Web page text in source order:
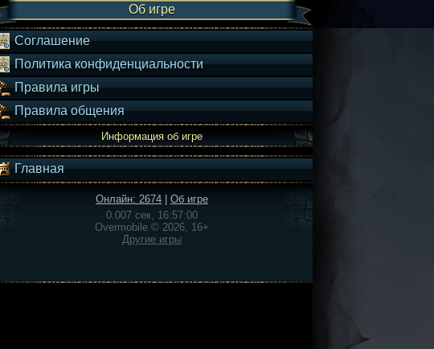
Об игре
Соглашение
Политика конфиденциальности
Правила игры
Правила общения
Информация об игре
Главная
Онлайн: 2674
Об игре
0.007 сек, 16:57:00
Overmobile © 2026, 16+
Другие игры